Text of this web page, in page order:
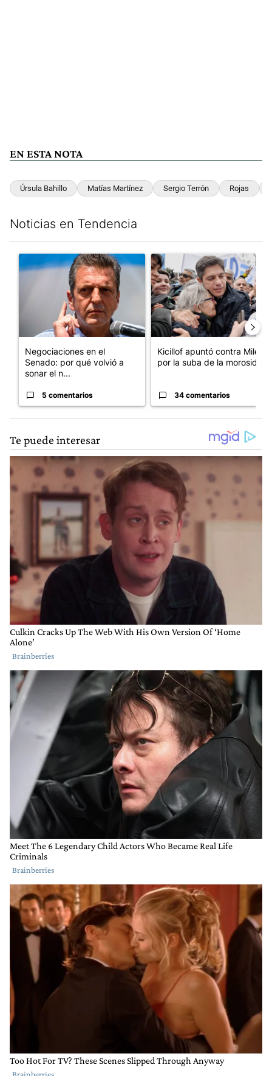
EN ESTA NOTA
Úrsula Bahillo Matías Martínez Sergio Terrón Rojas
Noticias en Tendencia
Un artículo de tendencia con el título "Negociaciones en el
Negociaciones en el
Senado: por qué volvió a
sonar el n...
5 comentarios
Un artículo de tendencia con
Kicillof apuntó contra Milei
por la suba de la morosida...
34 comentarios